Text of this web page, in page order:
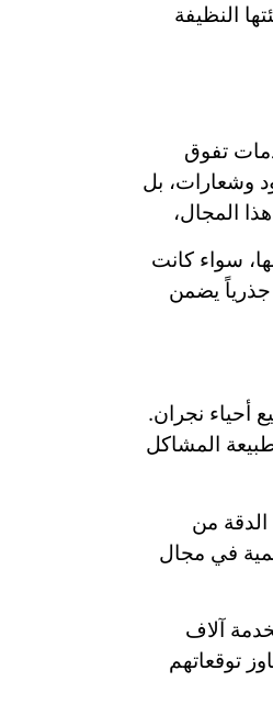
النظيفة
تفوق
وشعارات، بل
المجال،
سواء كانت
جذرياً يضمن
أحياء نجران.
المشاكل
من
في مجال
آلاف
توقعاتهم